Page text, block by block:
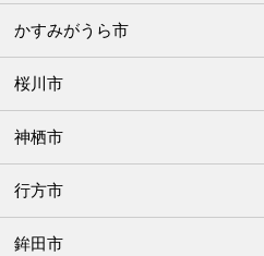
かすみがうら市
桜川市
神栖市
行方市
鉾田市